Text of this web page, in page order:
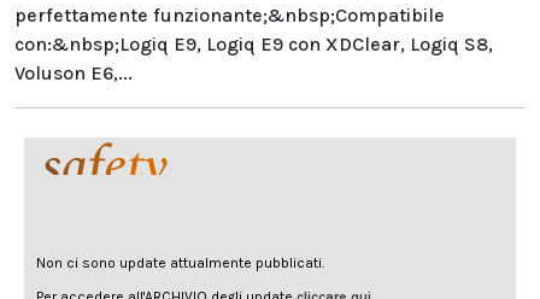
perfettamente funzionante;&nbsp;Compatibile
con:&nbsp;Logiq E9, Logiq E9 con XDClear, Logiq S8,
Voluson E6,...